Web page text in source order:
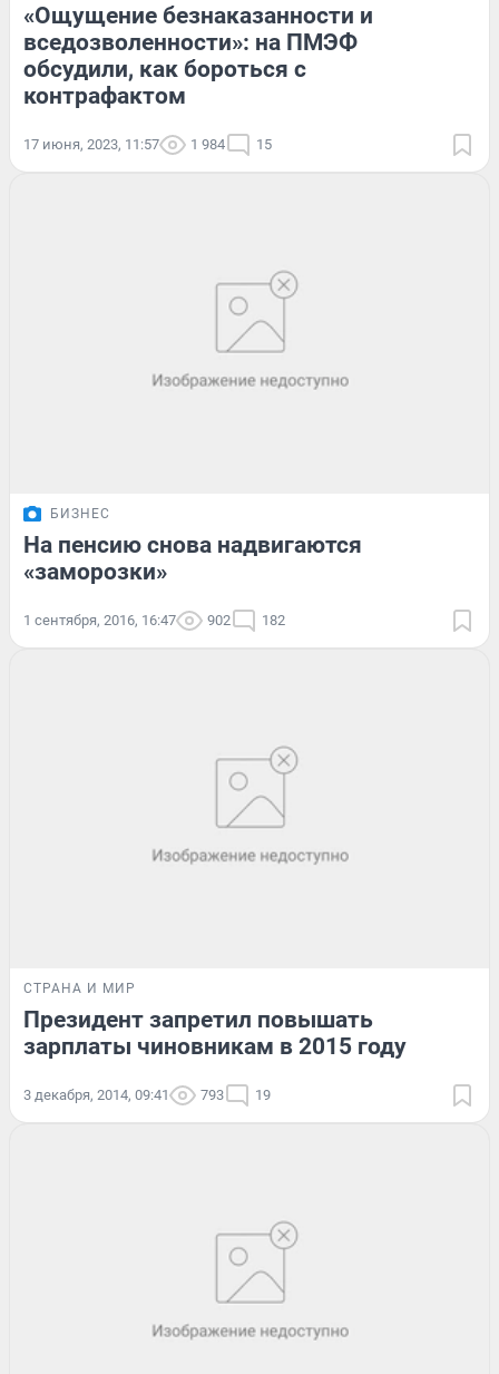
«Ощущение безнаказанности и
вседозволенности»: на ПМЭФ
обсудили, как бороться с
контрафактом
17 июня, 2023, 11:57 1 984 15
БИЗНЕС
На пенсию снова надвигаются
«заморозки»
1 сентября, 2016, 16:47 902 182
СТРАНА И МИР
Президент запретил повышать
зарплаты чиновникам в 2015 году
3 декабря, 2014, 09:41 793 19